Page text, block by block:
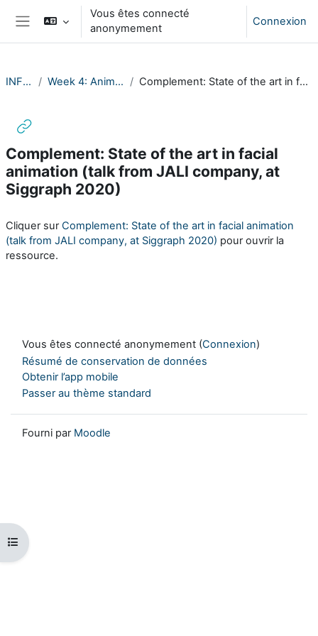
Passer au contenu principal
Panneau latéral
Vous êtes connecté
anonymement
Connexion
Ouvrir l’index du cours
INF633-2023 Week 4: Animation of individual characters Complement: State of the art in facial animation (talk from JALI company, at Siggraph 2020)
Complement: State of the art in facial
animation (talk from JALI company, at
Siggraph 2020)
Cliquer surComplement: State of the art in facial animation
(talk from JALI company, at Siggraph 2020) pour ouvrir la
ressource.
Vous êtes connecté anonymement (Connexion)
Résumé de conservation de données
Obtenir l’app mobile
Passer au thème standard
Fourni par Moodle